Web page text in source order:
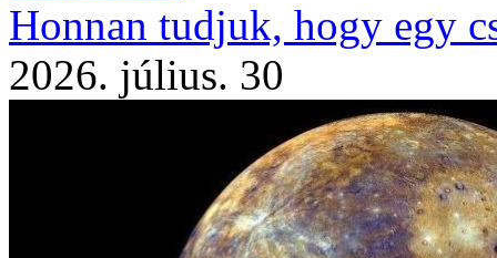
Honnan tudjuk, hogy egy
2026. július. 30